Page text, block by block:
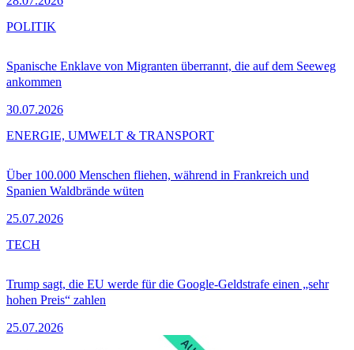
Spanische Enklave von Migranten überrannt, die auf dem Seeweg
ankommen
30.07.2026
POLITIK
Über 100.000 Menschen fliehen, während in Frankreich und
Spanien Waldbrände wüten
25.07.2026
ENERGIE, UMWELT & TRANSPORT
Trump sagt, die EU werde für die Google-Geldstrafe einen „sehr
hohen Preis“ zahlen
25.07.2026
TECH